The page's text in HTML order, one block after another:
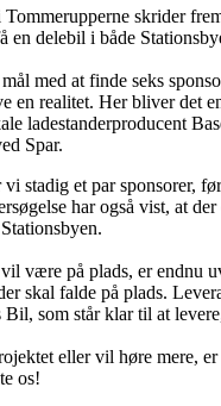
skrider
en delebil i både
med at finde seks
en realitet. Her bliver det
ladestanderproducent
Spar.
stadig et par sponsorer,
har også vist, at der
være på plads, er endnu
skal falde på plads.
som står klar til at
eller vil høre mere, er
os!